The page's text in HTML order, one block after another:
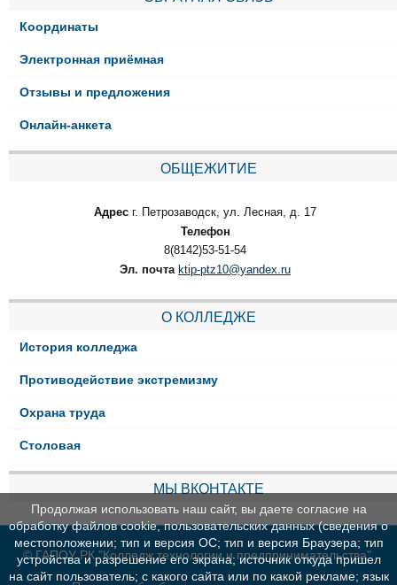
Координаты
Электронная приёмная
Отзывы и предложения
Онлайн-анкета
ОБЩЕЖИТИЕ
Адрес г. Петрозаводск, ул. Лесная, д. 17
Телефон
8(8142)53-51-54
Эл. почта ktip-ptz10@yandex.ru
О КОЛЛЕДЖЕ
История колледжа
Противодействие экстремизму
Охрана труда
Столовая
МЫ ВКОНТАКТЕ
© ГАПОУ РК "Колледж технологии и предпринимательства"
Продолжая использовать наш сайт, вы даете согласие на
обработку файлов cookie, пользовательских данных (сведения о
местоположении; тип и версия ОС; тип и версия Браузера; тип
устройства и разрешение его экрана; источник откуда пришел
на сайт пользователь; с какого сайта или по какой рекламе; язык